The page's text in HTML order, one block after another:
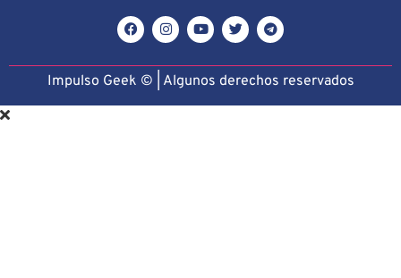
Impulso Geek © | Algunos derechos reservados